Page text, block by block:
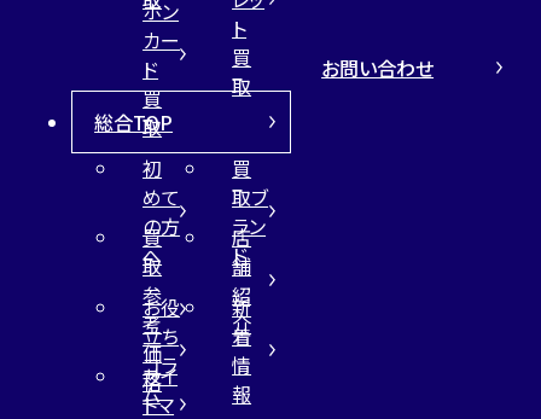
ト
買
取
ホン
カー
ド
買
取
総合TOP
初
めて
の方
へ
買
取ブ
ラン
ド
買
取
参
考
価
格
店
舗
紹
介
お役
立ち
コラ
ム
新
着
情
報
サイ
トマ
お問い合わせ